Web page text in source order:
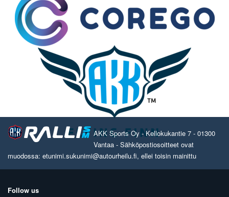
AKK Sports Oy - Kellokukantie 7 - 01300
Vantaa - Sähköpostiosoitteet ovat
muodossa: etunimi.sukunimi@autourheilu.fi, ellei toisin mainittu
Follow us